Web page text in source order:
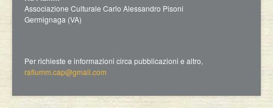
Associazione Culturale Carlo Alessandro Pisoni
Germignaga (VA)
Per richieste e informazioni circa pubblicazioni e altro,
rafiumm.cap@gmail.com